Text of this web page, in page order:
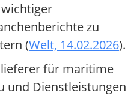
zu
(Welt, 14.02.2026).
für maritime
und Dienstleistungen